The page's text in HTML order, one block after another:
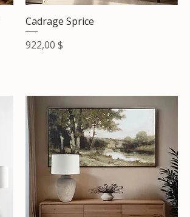
Cadrage Sprice
Prix
922,00 $